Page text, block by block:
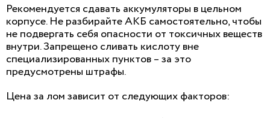
Рекомендуется сдавать аккумуляторы в цельном
корпусе. Не разбирайте АКБ самостоятельно, чтобы
не подвергать себя опасности от токсичных веществ
внутри. Запрещено сливать кислоту вне
специализированных пунктов – за это
предусмотрены штрафы.
Цена за лом зависит от следующих факторов: